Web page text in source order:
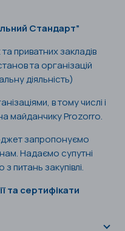
Стандарт”
приватних закладів
та організацій
діяльність)
в тому числі і
майданчику Prozorro.
запропонуємо
Надаємо супутні
питань закупівлі.
та сертифікати